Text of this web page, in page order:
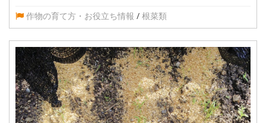
作物の育て方・お役立ち情報 / 根菜類